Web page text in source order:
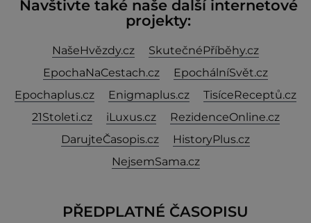
Navštivte také naše další internetové
projekty:
NašeHvězdy.cz
SkutečnéPříběhy.cz
EpochaNaCestach.cz
EpochálníSvět.cz
Epochaplus.cz
Enigmaplus.cz
TisíceReceptů.cz
21Stoleti.cz
iLuxus.cz
RezidenceOnline.cz
DarujteČasopis.cz
HistoryPlus.cz
NejsemSama.cz
PŘEDPLATNÉ ČASOPISU